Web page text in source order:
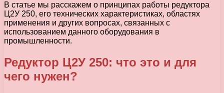
В статье мы расскажем о принципах работы редуктора
Ц2У 250, его технических характеристиках, областях
применения и других вопросах, связанных с
использованием данного оборудования в
промышленности.
Редуктор Ц2У 250: что это и для
чего нужен?